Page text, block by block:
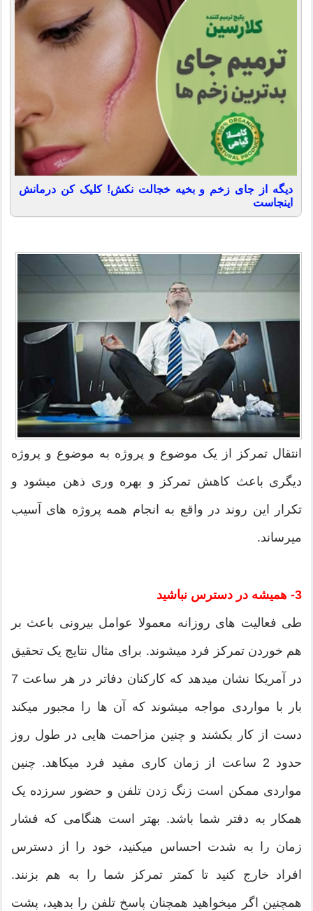
دیگه از جای زخم و بخیه خجالت نکش! کلیک کن درمانش
اینجاست
انتقال تمرکز از یک موضوع و پروژه به موضوع و پروژه
دیگری باعث کاهش تمرکز و بهره وری ذهن می‏شود و
تکرار این روند در واقع به انجام همه پروژه های آسیب
می‏رساند.
3- همیشه در دسترس نباشید
طی فعالیت های روزانه معمولا عوامل بیرونی باعث بر
هم خوردن تمرکز فرد می‏شوند. برای مثال نتایج یک تحقیق
در آمریکا نشان می‏دهد که کارکنان دفاتر در هر ساعت 7
بار با مواردی مواجه می‏شوند که آن ها را مجبور می‏کند
دست از کار بکشند و چنین مزاحمت هایی در طول روز
حدود 2 ساعت از زمان کاری مفید فرد می‏کاهد. چنین
مواردی ممکن است زنگ زدن تلفن و حضور سرزده یک
همکار به دفتر شما باشد. بهتر است هنگامی که فشار
زمان را به شدت احساس می‏کنید، خود را از دسترس
افراد خارج کنید تا کمتر تمرکز شما را به هم بزنند.
همچنین اگر می‏خواهید همچنان پاسخ تلفن را بدهید، پشت